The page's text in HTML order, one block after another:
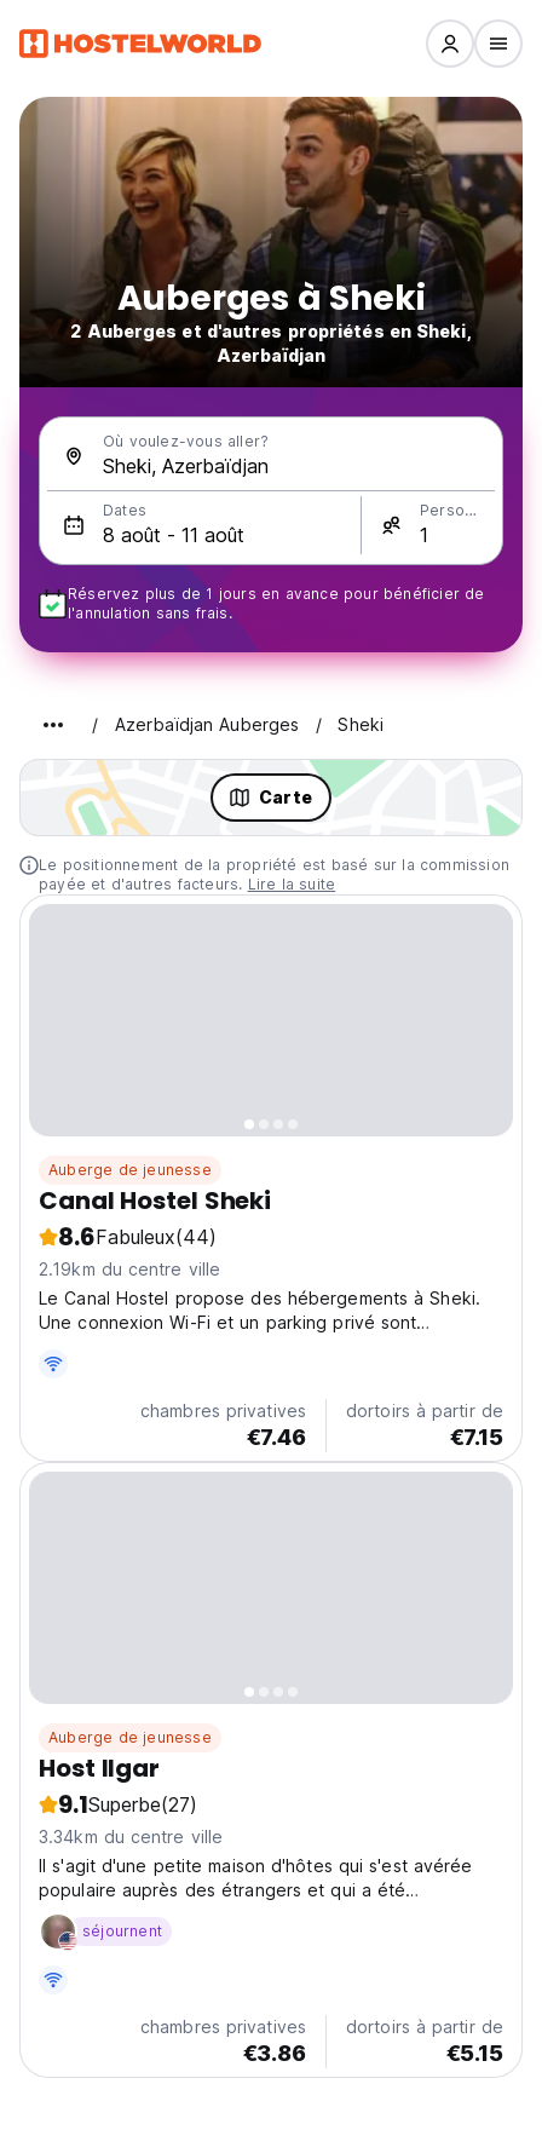
Auberges à Sheki
2 Auberges et d'autres propriétés en Sheki,
Azerbaïdjan
Où voulez-vous aller?
Dates Personnes
Réservez plus de 1 jours en avance pour bénéficier de
l'annulation sans frais.
Azerbaïdjan Auberges Sheki
Carte
Le positionnement de la propriété est basé sur la commission
payée et d'autres facteurs. Lire la suite
Auberge de jeunesse
Canal Hostel Sheki
8.6Fabuleux(44)
2.19km du centre ville
Le Canal Hostel propose des hébergements à Sheki.
Une connexion Wi-Fi et un parking privé sont
chambres privatives
€7.46
dortoirs à partir de
€7.15
Auberge de jeunesse
Host Ilgar
9.1Superbe(27)
3.34km du centre ville
Il s'agit d'une petite maison d'hôtes qui s'est avérée
populaire auprès des étrangers et qui a été
sélectionnée comme l'un des rares hébergements de
Sheki à figurer dans le guide Lonely Planet.
séjournent
chambres privatives
€3.86
dortoirs à partir de
€5.15